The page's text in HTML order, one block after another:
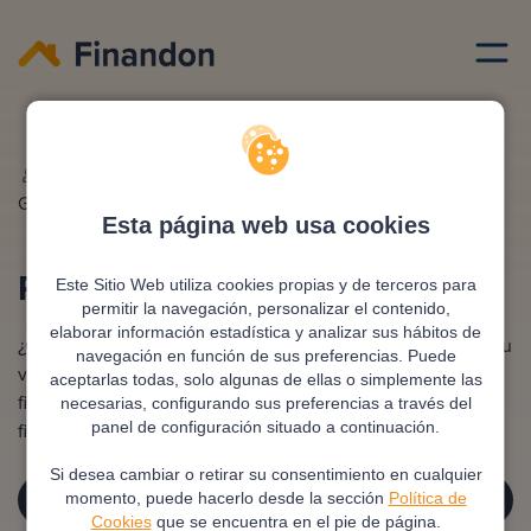
Esta página web usa cookies
Este Sitio Web utiliza cookies propias y de terceros para
permitir la navegación, personalizar el contenido,
elaborar información estadística y analizar sus hábitos de
navegación en función de sus preferencias. Puede
aceptarlas todas, solo algunas de ellas o simplemente las
necesarias, configurando sus preferencias a través del
panel de configuración situado a continuación.
Si desea cambiar o retirar su consentimiento en cualquier
momento, puede hacerlo desde la sección Política de
Cookiesque se encuentra en el pie de página.
Gonzalez
Editado y revisado por
Rehipotecar vivienda
¿Quieres aprovechar el potencial de tu casa? Rehipotecar tu
vivienda puede ser la clave para alcanzar tus metas
financieras. ¡Convierte tu hipoteca en una estrategia
financiera!
¡SOLICITA TU ASESORÍA GRATUITA!